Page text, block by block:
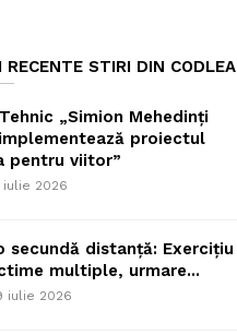
RECENTE STIRI DIN CODLEA
„Simion Mehedinți
proiectul
pentru viitor”
iulie 2026
secundă distanță: Exercițiu
multiple, urmare...
iulie 2026